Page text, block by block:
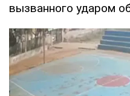
вызванного ударом